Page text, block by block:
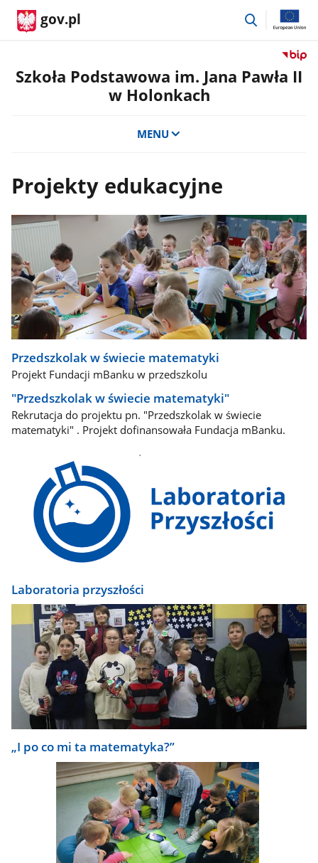
gov.pl
przejdź
Przejdź
do
II
w
Szkoła Podstawowa im. Jana Pawła II
w Holonkach
MENU
Projekty edukacyjne
Przedszkolak w świecie matematyki
​ Projekt Fundacji mBanku w przedszkolu ​
"Przedszkolak w świecie matematyki"
Rekrutacja do projektu pn. "Przedszkolak w świecie
matematyki" . Projekt dofinansowała Fundacja mBanku.
Laboratoria przyszłości
„I po co mi ta matematyka?”